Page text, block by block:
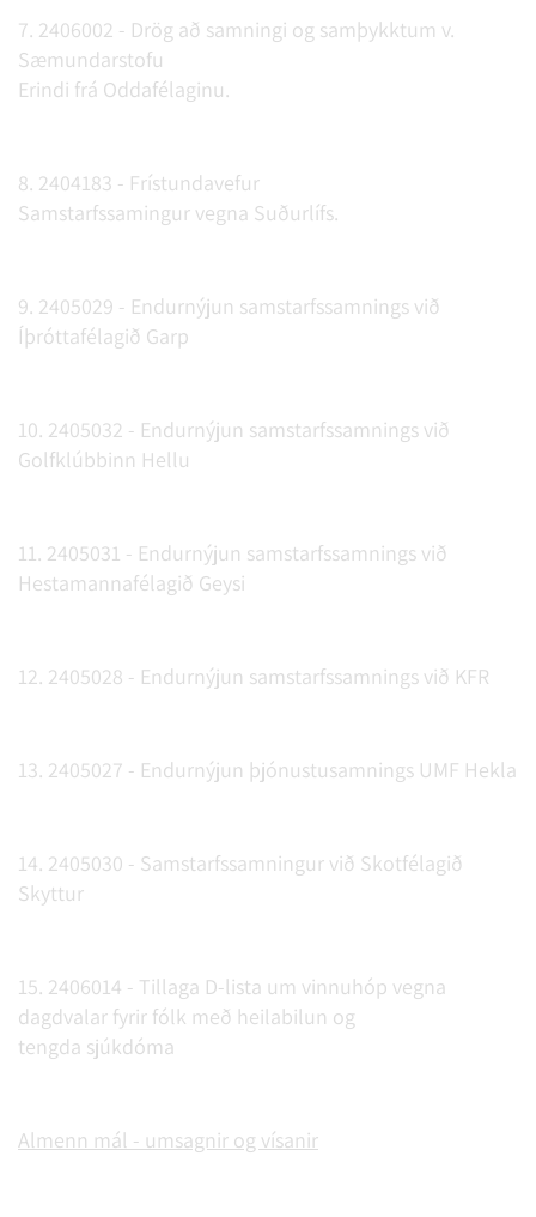
7. 2406002 - Drög að samningi og samþykktum v.
Sæmundarstofu
Erindi frá Oddafélaginu.
8. 2404183 - Frístundavefur
Samstarfssamingur vegna Suðurlífs.
9. 2405029 - Endurnýjun samstarfssamnings við
Íþróttafélagið Garp
10. 2405032 - Endurnýjun samstarfssamnings við
Golfklúbbinn Hellu
11. 2405031 - Endurnýjun samstarfssamnings við
Hestamannafélagið Geysi
12. 2405028 - Endurnýjun samstarfssamnings við KFR
13. 2405027 - Endurnýjun þjónustusamnings UMF Hekla
14. 2405030 - Samstarfssamningur við Skotfélagið
Skyttur
15. 2406014 - Tillaga D-lista um vinnuhóp vegna
dagdvalar fyrir fólk með heilabilun og
tengda sjúkdóma
Almenn mál - umsagnir og vísanir